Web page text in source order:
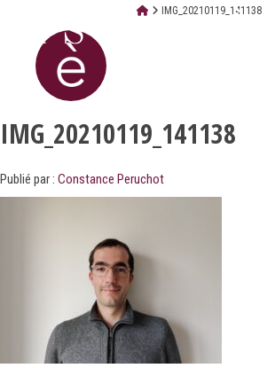
IMG_20210119_141138
IMG_20210119_141138
Publié par : Constance Peruchot